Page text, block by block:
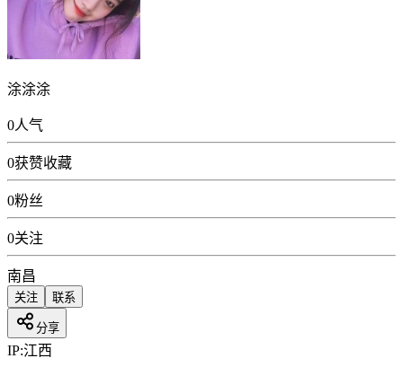
涂涂涂
0人气
0获赞收藏
0粉丝
0关注
南昌
关注 联系
分享
IP:江西